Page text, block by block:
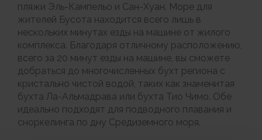
пляжи Эль-Кампельо и Сан-Хуан. Море для
жителей Бусота находится всего лишь в
нескольких минутах езды на машине от жилого
комплекса. Благодаря отличному расположению,
всего за 20 минут езды на машине, вы сможете
добраться до многочисленных бухт региона с
кристально чистой водой, таких как знаменитая
бухта Ла-Альмадрава или бухта Тио Чимо. Обе
идеально подходят для подводного плавания и
сноркелинга по дну Средиземного моря.